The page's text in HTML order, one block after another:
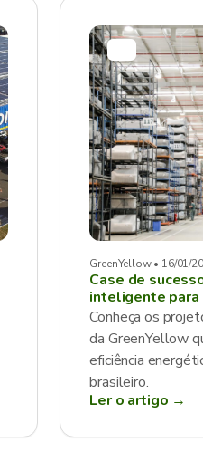
GreenYellow • 16/01/
Case de
inteligente para
Conheça os
da GreenYellow
eficiência
brasileiro.
Ler o artigo →